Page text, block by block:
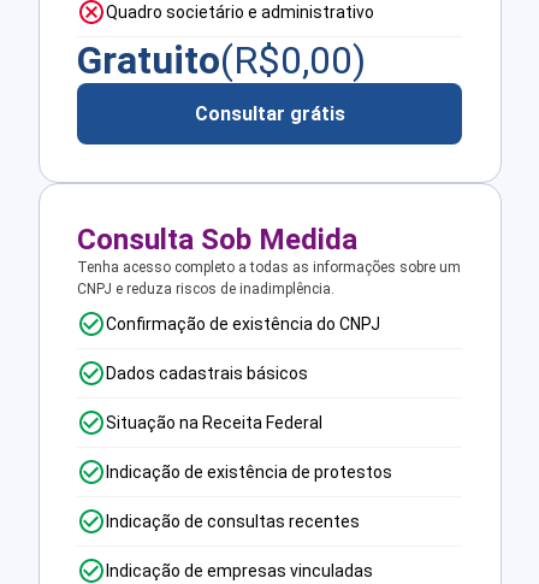
Quadro societário e administrativo
Gratuito(R$0,00)
Consultar grátis
Consulta Sob Medida
Tenha acesso completo a todas as informações sobre um
CNPJ e reduza riscos de inadimplência.
Confirmação de existência do CNPJ
Dados cadastrais básicos
Situação na Receita Federal
Indicação de existência de protestos
Indicação de consultas recentes
Indicação de empresas vinculadas